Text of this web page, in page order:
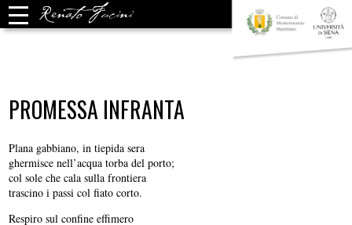
PROMESSA INFRANTA
Plana gabbiano, in tiepida sera
ghermisce nell’acqua torba del porto;
col sole che cala sulla frontiera
trascino i passi col fiato corto.
Respiro sul confine effimero